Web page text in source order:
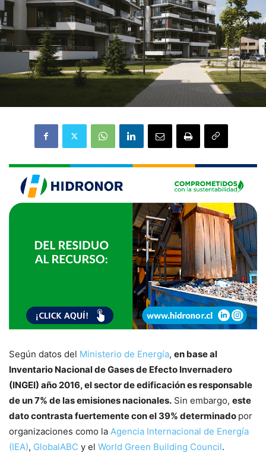
Según datos del Ministerio de Energía, en base al
Inventario Nacional de Gases de Efecto Invernadero
(INGEI) año 2016, el sector de edificación es responsable
de un 7% de las emisiones nacionales. Sin embargo, este
dato contrasta fuertemente con el 39% determinado por
organizaciones como la Agencia Internacional de Energía
(IEA), GlobalABC y el World Green Building Council.